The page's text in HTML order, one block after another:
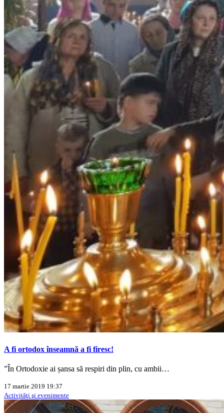
A fi ortodox înseamnă a fi firesc!
”În Ortodoxie ai șansa să respiri din plin, cu ambii…
17 martie 2019 19:37
Activităţi şi evenimente